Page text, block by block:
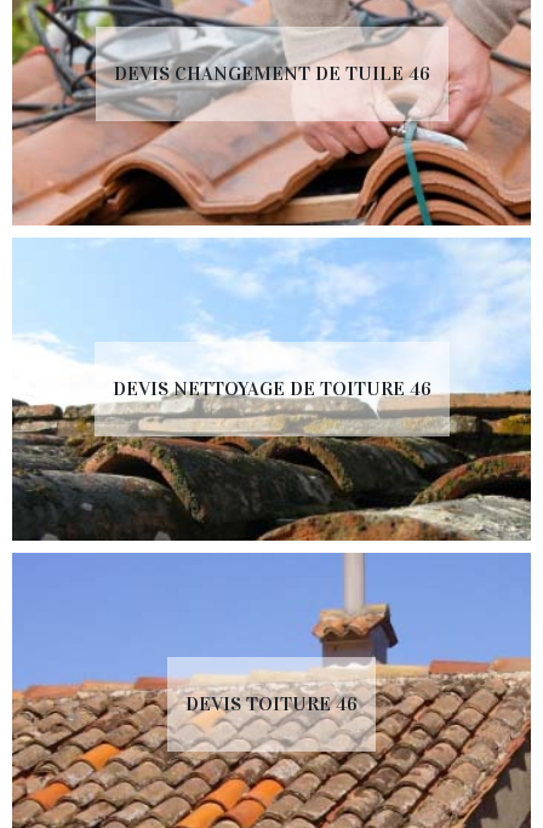
DEVIS CHANGEMENT DE TUILE 46
DEVIS NETTOYAGE DE TOITURE 46
DEVIS TOITURE 46